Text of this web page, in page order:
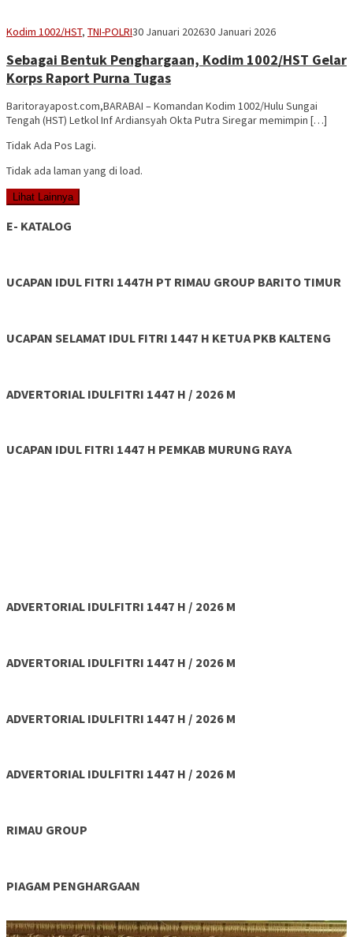
Kodim 1002/HST, TNI-POLRIVananta
30 Januari 202630 Januari 2026
Sebagai Bentuk Penghargaan, Kodim 1002/HST Gelar
Korps Raport Purna Tugas
Baritorayapost.com,BARABAI – Komandan Kodim 1002/Hulu Sungai
Tengah (HST) Letkol Inf Ardiansyah Okta Putra Siregar memimpin […]
Tidak Ada Pos Lagi.
Tidak ada laman yang di load.
Lihat Lainnya
E- KATALOG
UCAPAN IDUL FITRI 1447H PT RIMAU GROUP BARITO TIMUR
UCAPAN SELAMAT IDUL FITRI 1447 H KETUA PKB KALTENG
ADVERTORIAL IDULFITRI 1447 H / 2026 M
UCAPAN IDUL FITRI 1447 H PEMKAB MURUNG RAYA
ADVERTORIAL IDULFITRI 1447 H / 2026 M
ADVERTORIAL IDULFITRI 1447 H / 2026 M
ADVERTORIAL IDULFITRI 1447 H / 2026 M
ADVERTORIAL IDULFITRI 1447 H / 2026 M
RIMAU GROUP
PIAGAM PENGHARGAAN